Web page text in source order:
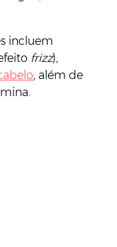
incluem
frizz),
, além de